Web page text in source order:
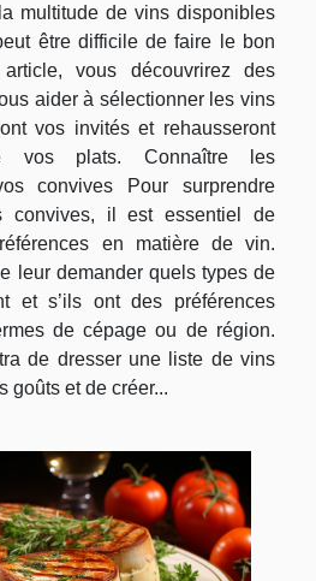
multitude de vins disponibles
être difficile de faire le bon
vous découvrirez des
aider à sélectionner les vins
vos invités et rehausseront
vos plats. Connaître les
convives Pour surprendre
convives, il est essentiel de
en matière de vin.
leur demander quels types de
et s’ils ont des préférences
de cépage ou de région.
de dresser une liste de vins
goûts et de créer...